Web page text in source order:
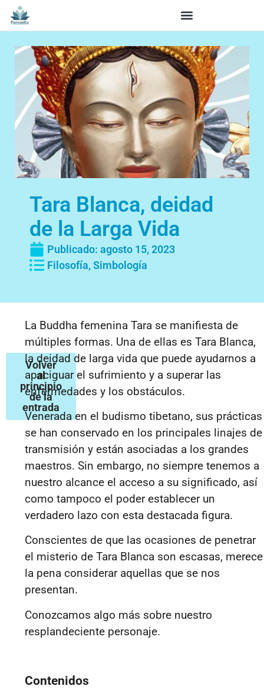
Tara Blanca, deidad
de la Larga Vida
Publicado: agosto 15, 2023
Filosofía,Simbología
Volver
al
principio
de la
entrada
La Buddha femenina Tara se manifiesta de
múltiples formas. Una de ellas es Tara Blanca,
la deidad de larga vida que puede ayudarnos a
apaciguar el sufrimiento y a superar las
enfermedades y los obstáculos.
Venerada en el budismo tibetano, sus prácticas
se han conservado en los principales linajes de
transmisión y están asociadas a los grandes
maestros. Sin embargo, no siempre tenemos a
nuestro alcance el acceso a su significado, así
como tampoco el poder establecer un
verdadero lazo con esta destacada figura.
Conscientes de que las ocasiones de penetrar
el misterio de Tara Blanca son escasas, merece
la pena considerar aquellas que se nos
presentan.
Conozcamos algo más sobre nuestro
resplandeciente personaje.
Contenidos